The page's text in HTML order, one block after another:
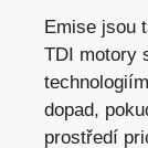
Emise jsou
TDI motory
dopad,
prostředí